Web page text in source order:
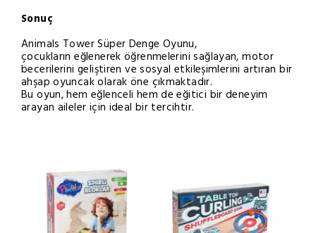
Sonuç
Animals Tower Süper Denge Oyunu,
çocukların eğlenerek öğrenmelerini sağlayan, motor
becerilerini geliştiren ve sosyal etkileşimlerini artıran bir
ahşap oyuncak olarak öne çıkmaktadır.
Bu oyun, hem eğlenceli hem de eğitici bir deneyim
arayan aileler için ideal bir tercihtir.